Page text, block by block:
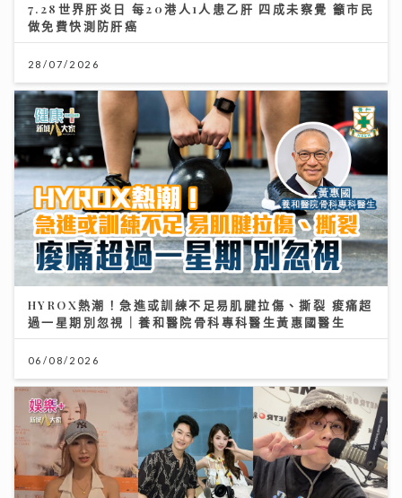
7.28世界肝炎日 每20港人1人患乙肝 四成未察覺 籲市民
做免費快測防肝癌
28/07/2026
HYROX熱潮！急進或訓練不足易肌腱拉傷、撕裂 痠痛超
過一星期別忽視｜養和醫院骨科專科醫生黃惠國醫生
06/08/2026